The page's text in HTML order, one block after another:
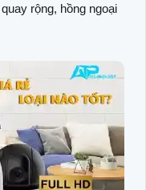
rộng, hồng ngoại